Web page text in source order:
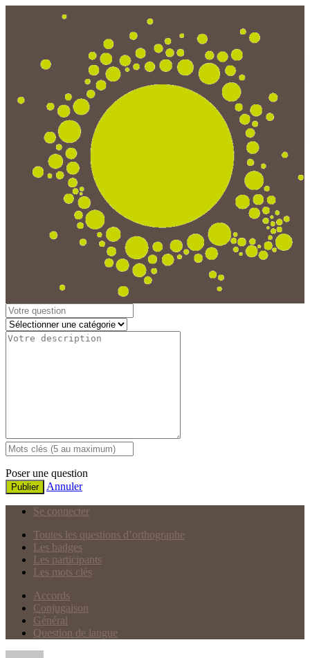
Poser une question
Publier Annuler
Se connecter
Toutes les questions d’orthographe
Les badges
Les participants
Les mots clés
Accords
Conjugaison
Général
Question de langue